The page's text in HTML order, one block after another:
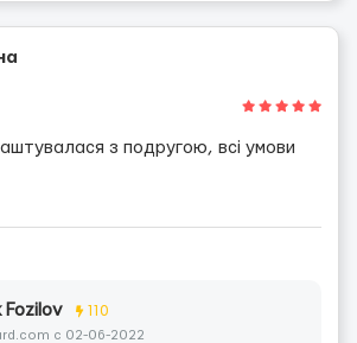
з подругою, всі умови
Fozilov 110
c 02-06-2022